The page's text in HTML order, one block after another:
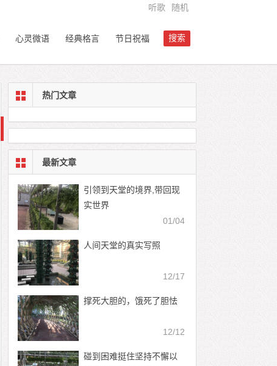
听歌 随机
搜索
心灵微语 经典格言 节日祝福
热门文章
最新文章
引领到天堂的境界,带回现
实世界
01/04
人间天堂的真实写照
12/17
撑死大胆的，饿死了胆怯
12/12
碰到困难挺住坚持不懈以